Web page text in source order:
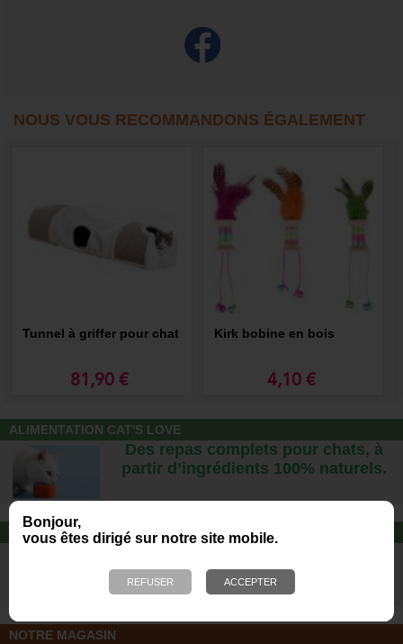
Bonjour,
vous êtes dirigé sur notre site mobile.
NOUS VOUS RECOMMANDONS ÉGALEMENT
Tunnel à griffer pour chat
81,90 €
Kirk bobine en bois
4,10 €
ALIMENTATION CAT'S LOVE
Des repas complets pour chats, à
partir d’ingrédients 100% naturels.
JOUET POUR CHAT
de plaisirs !
NOTRE MAGASIN